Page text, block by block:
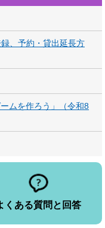
、予約・貸出延長方
ムを作ろう」（令和8
くある質問と回答